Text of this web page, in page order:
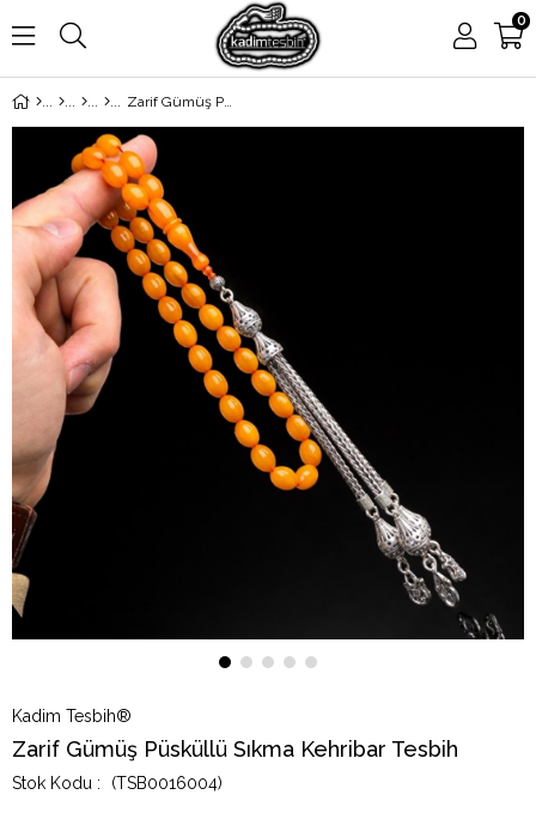
0
Zarif Gümüş Püsküllü Sıkma Kehribar Tesbih
Kadim Tesbih®
Zarif Gümüş Püsküllü Sıkma Kehribar Tesbih
(TSB0016004)